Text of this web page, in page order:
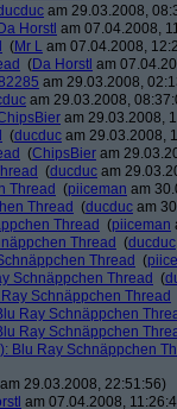
am 29.03.2008,
Da Horstl am 07.04.2008,
(Mr L am 07.04.2008,
(Da Horstl am
am 29.03.2008,
am 29.03.2008,
am 29.03.2008,
(ducduc am 29.03.2008,
(ChipsBier am
(ducduc am
Thread (piiceman am
Thread (ducduc am
Thread (piiceman
Thread (ducduc
Thread (
Schnäppchen Thread (
Schnäppchen Thread
Ray Schnäppchen
Ray Schnäppchen
Blu Ray Schnäppchen
am 29.03.2008, 22:51:56)
am 07.04.2008,